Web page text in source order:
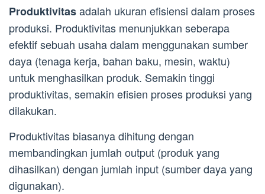
Produktivitasadalah ukuran efisiensi dalam proses
produksi. Produktivitas menunjukkan seberapa
efektif sebuah usaha dalam menggunakan sumber
daya (tenaga kerja, bahan baku, mesin, waktu)
untuk menghasilkan produk. Semakin tinggi
produktivitas, semakin efisien proses produksi yang
dilakukan.
Produktivitas biasanya dihitung dengan
membandingkan jumlah output (produk yang
dihasilkan) dengan jumlah input (sumber daya yang
digunakan).